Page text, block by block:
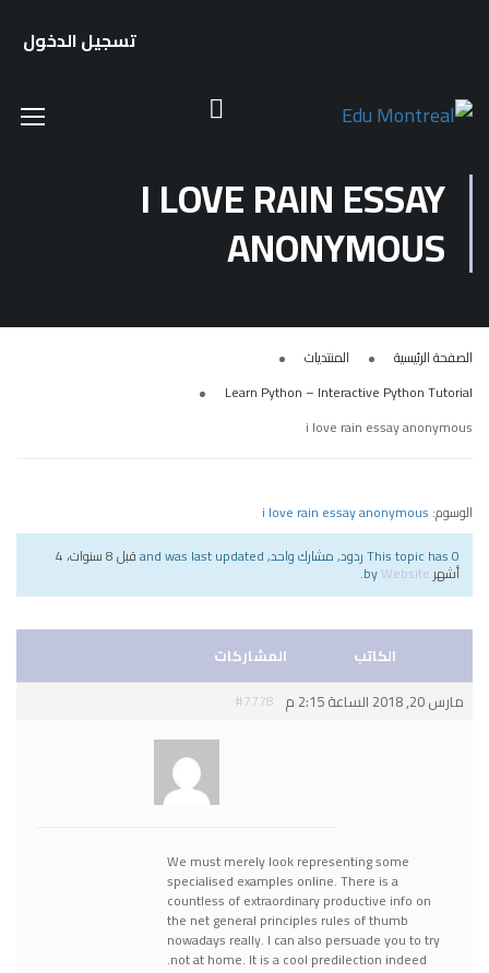
تسجيل الدخول
I LOVE RAIN ESSAY
ANONYMOUS
الصفحة الرئيسية
المنتديات
Learn Python – Interactive Python Tutorial
i love rain essay anonymous
الوسوم: i love rain essay anonymous
This topic has 0 ردود, مشارك واحد, and was last updated
قبل 8 سنوات، 4
أشهرWebsite
.
الكاتب
المشاركات
مارس 20, 2018 الساعة 2:15 م
#7778
Website
مدير عام
We must merely look representing some
specialised examples online. There is a
countless of extraordinary productive info on
the netgeneral principles rules of thumb
nowadays really. I can also persuade you to try
not at home. It is a cool predilection indeed.